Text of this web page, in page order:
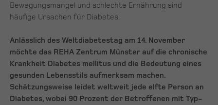
Bewegungsmangel und schlechte Ernährung sind
häufige Ursachen für Diabetes.
Anlässlich des Weltdiabetestag am 14. November
möchte das REHA Zentrum Münster auf die chronische
Krankheit Diabetes mellitus und die Bedeutung eines
gesunden Lebensstils aufmerksam machen.
Schätzungsweise leidet weltweit jede elfte Person an
Diabetes, wobei 90 Prozent der Betroffenen mit Typ-